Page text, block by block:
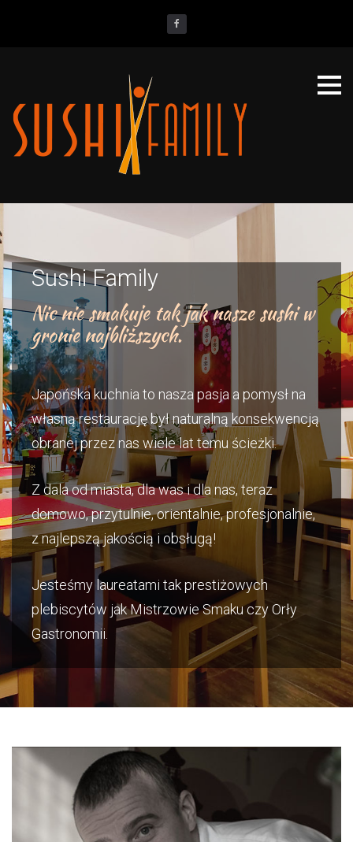
e
n
facebook
n
a
s
Sushi Family
Nic nie smakuje tak jak nasze sushi w
gronie najbliższych.
Japońska kuchnia to nasza pasja a pomysł na
własną restaurację był naturalną konsekwencją
obranej przez nas wiele lat temu ścieżki.
Z dala od miasta, dla was i dla nas, teraz
domowo, przytulnie, orientalnie, profesjonalnie,
z najlepszą jakością i obsługą!
Jesteśmy laureatami tak prestiżowych
plebiscytów jak Mistrzowie Smaku czy Orły
Gastronomii.